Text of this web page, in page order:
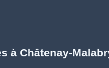
à Châtenay-